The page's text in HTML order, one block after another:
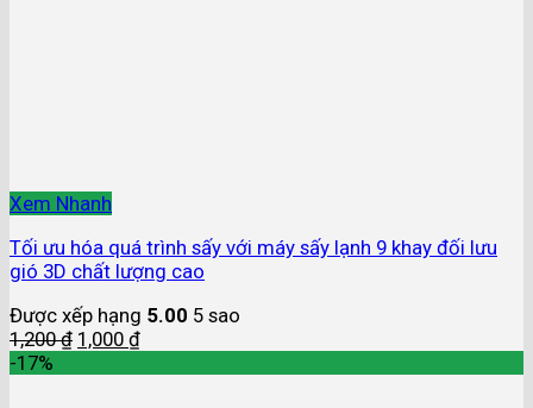
Xem Nhanh
Tối ưu hóa quá trình sấy với máy sấy lạnh 9 khay đối lưu
gió 3D chất lượng cao
Được xếp hạng 5.00 5 sao
1,200₫ 1,000 ₫
-17%